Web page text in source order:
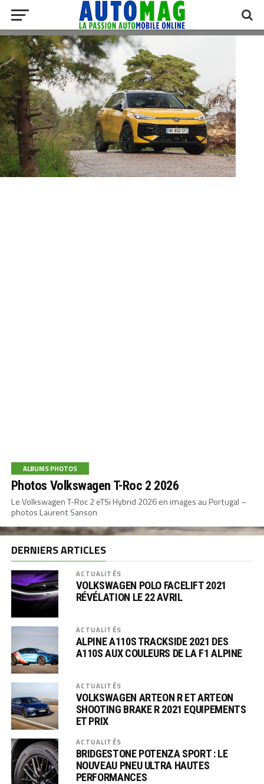
ALBUMS PHOTOS
Photos Volkswagen T-Roc 2 2026
Le Volkswagen T-Roc 2 eTSi Hybrid 2026 en images au Portugal –
photos Laurent Sanson
DERNIERS ARTICLES
ACTUALITÉS
VOLKSWAGEN POLO FACELIFT 2021
RÉVÉLATION LE 22 AVRIL
ACTUALITÉS
ALPINE A110S TRACKSIDE 2021 DES
A110S AUX COULEURS DE LA F1 ALPINE
ACTUALITÉS
VOLKSWAGEN ARTEON R ET ARTEON
SHOOTING BRAKE R 2021 EQUIPEMENTS
ET PRIX
ACTUALITÉS
BRIDGESTONE POTENZA SPORT : LE
NOUVEAU PNEU ULTRA HAUTES
PERFORMANCES